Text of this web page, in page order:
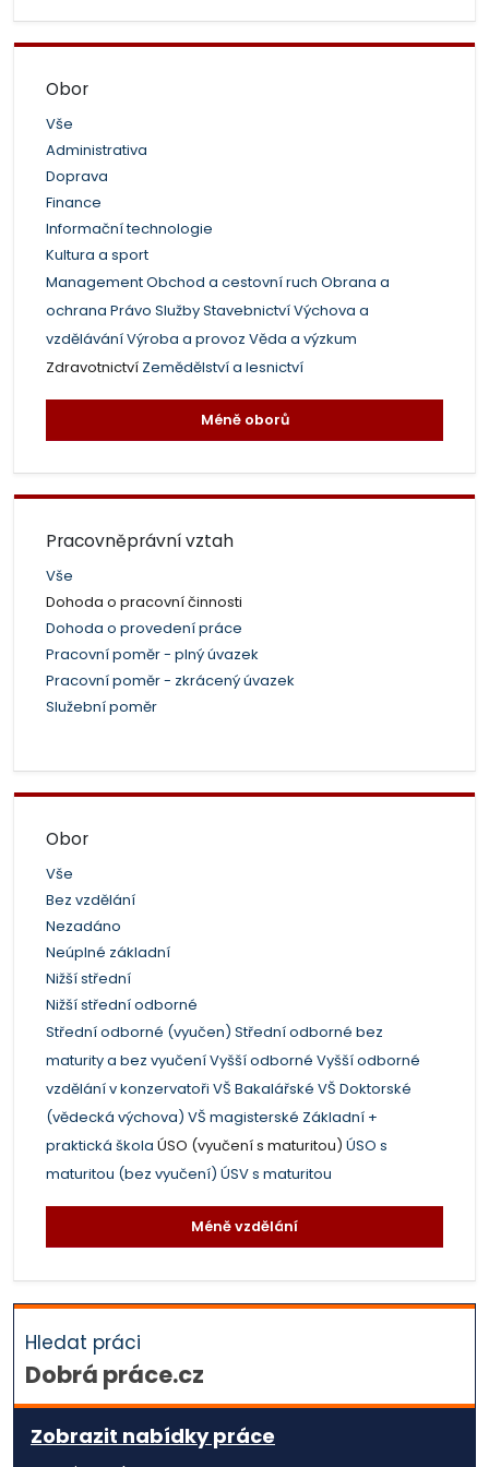
Obor
Vše
Administrativa
Doprava
Finance
Informační technologie
Kultura a sport
ManagementObchod a cestovní ruch Obrana a
ochrana Právo SlužbyStavebnictvíVýchova a
vzděláváníVýroba a provoz Věda a výzkum
Zdravotnictví Zemědělství a lesnictví
Méně oborů
Pracovněprávní vztah
Vše
Dohoda o pracovní činnosti
Dohoda o provedení práce
Pracovní poměr - plný úvazek
Pracovní poměr - zkrácený úvazek
Služební poměr
Obor
Vše
Bez vzdělání
Nezadáno
Neúplné základní
Nižší střední
Nižší střední odborné
Střední odborné (vyučen) Střední odborné bez
maturity a bez vyučeníVyšší odborné Vyšší odborné
vzdělání v konzervatoři VŠ Bakalářské VŠ Doktorské
(vědecká výchova) VŠ magisterské Základní +
praktická škola ÚSO (vyučení s maturitou) ÚSO s
maturitou (bez vyučení) ÚSV s maturitou
Méně vzdělání
Hledat práci
Dobrá práce.cz
Zobrazit nabídky práce